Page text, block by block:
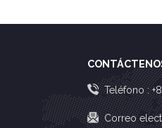
Teléfono :
Correo